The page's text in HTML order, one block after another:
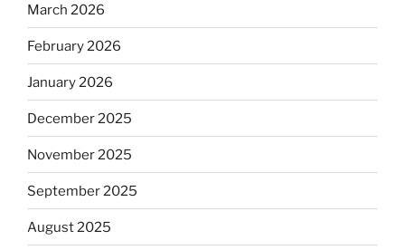
March 2026
February 2026
January 2026
December 2025
November 2025
September 2025
August 2025